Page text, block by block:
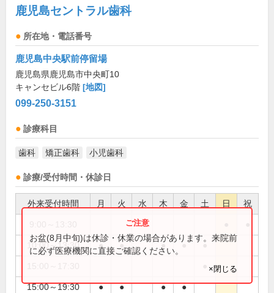
鹿児島セントラル歯科
所在地・電話番号
鹿児島中央駅前停留場
鹿児島県鹿児島市中央町10
キャンセビル6階 [地図]
099-250-3151
診療科目
歯科 矯正歯科 小児歯科
診療/受付時間・休診日
外来受付時間 月 火 水 木 金 土 日 祝
10:00～13:30 ● ● ● ● ●
15:00～19:30 ● ● ● ●
お盆(8月中旬)は休診・休業の場合があります。来院前
に必ず医療機関に直接ご確認ください。
×閉じる